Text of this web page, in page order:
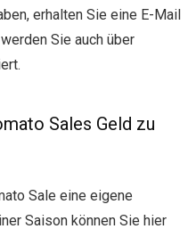
erhalten Sie eine E-Mail
Sie auch über
Sales Geld zu
Sale eine eigene
Saison können Sie hier